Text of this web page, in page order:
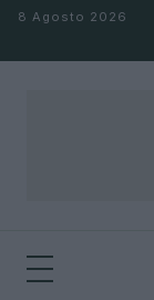
Salta al contenuto
8 Agosto 2026